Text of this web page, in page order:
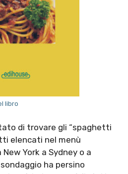
libro
di trovare gli “spaghetti
elencati nel menù
York a Sydney o a
ha persino